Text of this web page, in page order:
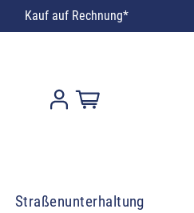
Kauf auf Rechnung*
Straßenunterhaltung